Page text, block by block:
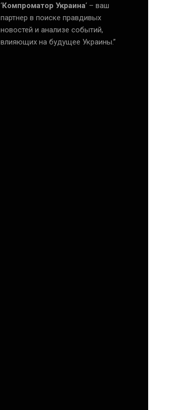
‘Компроматор Украина‘ – ваш
партнер в поиске правдивых
новостей и анализе событий,
влияющих на будущее Украины.”